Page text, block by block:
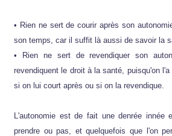
• Rien ne sert de courir après son
son temps, car il suffit là aussi de savoir la
• Rien ne sert de revendiquer son
revendiquent le droit à la santé, puisqu'on l'a
si on lui court après ou si on la revendique.
L'autonomie est de fait une denrée innée
prendre ou pas, et quelquefois que l'on